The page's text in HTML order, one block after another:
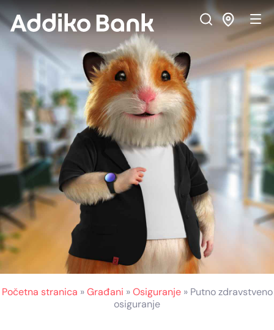
Početna stranica »Građani »Osiguranje» Putno zdravstveno
osiguranje